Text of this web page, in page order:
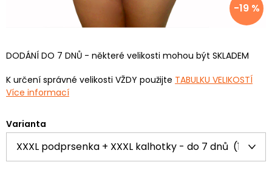
-19 %
DODÁNÍ DO 7 DNŮ - některé velikosti mohou být SKLADEM
K určení správné velikosti VŽDY použijte TABULKU VELIKOSTÍ
Více informací
Varianta